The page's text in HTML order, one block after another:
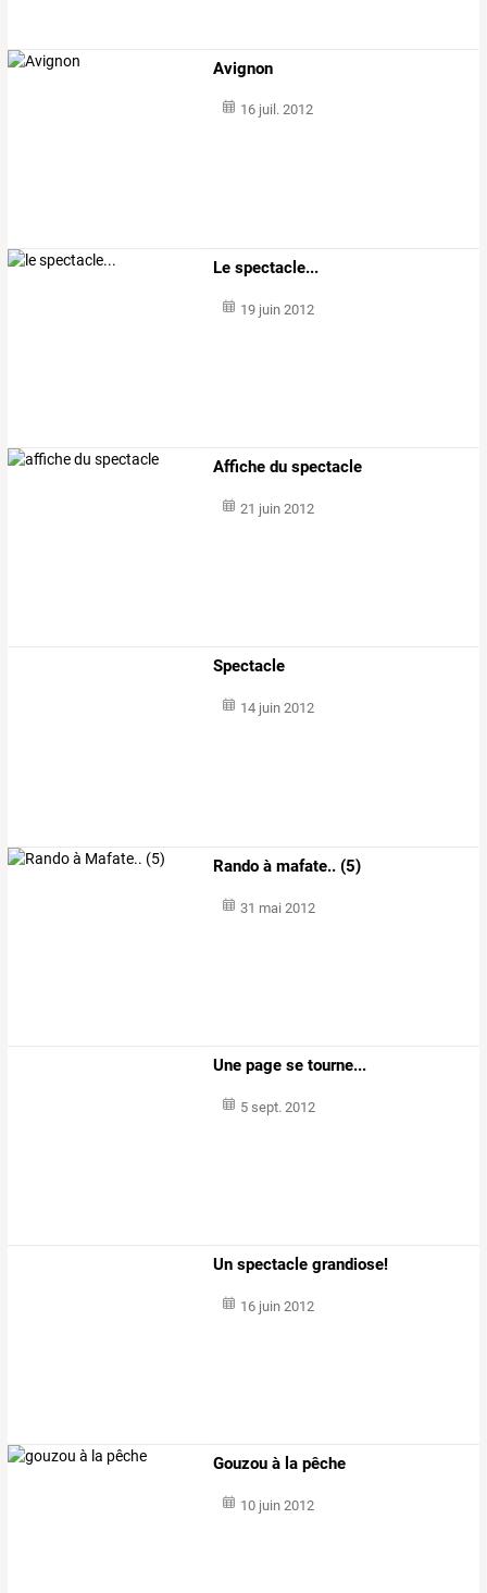
Avignon
16 juil. 2012
Le spectacle...
19 juin 2012
Affiche du spectacle
21 juin 2012
Spectacle
14 juin 2012
Rando à mafate.. (5)
31 mai 2012
Une page se tourne...
5 sept. 2012
Un spectacle grandiose!
16 juin 2012
Gouzou à la pêche
10 juin 2012